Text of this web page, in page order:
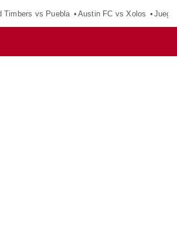
Timbers vs Puebla Austin FC vs Xolos